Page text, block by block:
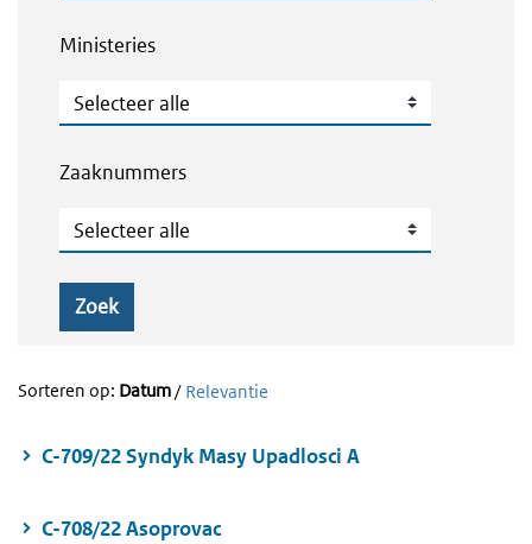
Ministeries
Ministeries
Zaaknummers
Zaaknummers
Zoek
Sorteren op: Datum/ Relevantie
C-709/22 Syndyk Masy Upadlosci A
C-708/22 Asoprovac